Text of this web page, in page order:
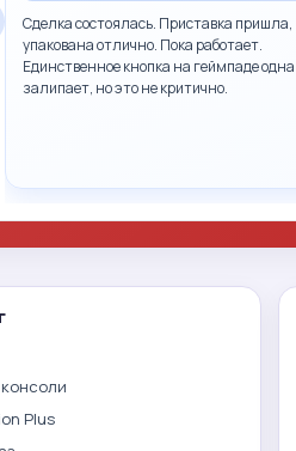
Сделка состоялась. Приставка пришла,
упакована отлично. Пока работает.
Единственное кнопка на геймпаде одна
залипает, но это не критично.
Plus